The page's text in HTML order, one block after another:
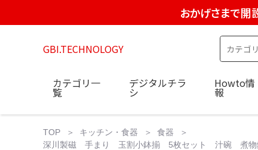
おかげさまで開
GBI.TECHNOLOGY
カテゴリ一
覧
デジタルチラ
シ
Howto情
報
TOP キッチン・食器
食器
深川製磁 手まり 玉割小鉢揃 5枚セット 汁碗 煮物